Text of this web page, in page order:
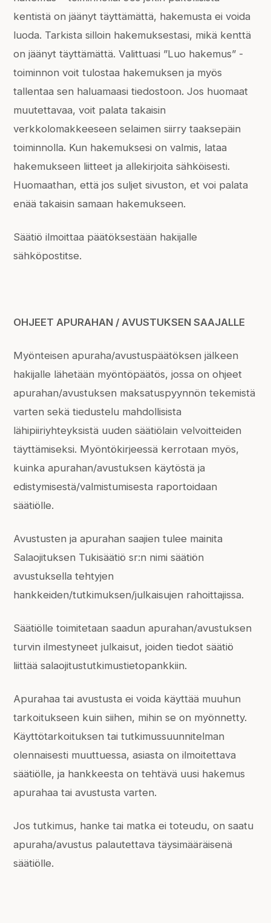
kentistä on jäänyt täyttämättä, hakemusta ei voida
luoda. Tarkista silloin hakemuksestasi, mikä kenttä
on jäänyt täyttämättä. Valittuasi ”Luo hakemus” -
toiminnon voit tulostaa hakemuksen ja myös
tallentaa sen haluamaasi tiedostoon. Jos huomaat
muutettavaa, voit palata takaisin
verkkolomakkeeseen selaimen siirry taaksepäin
toiminnolla. Kun hakemuksesi on valmis, lataa
hakemukseen liitteet ja allekirjoita sähköisesti.
Huomaathan, että jos suljet sivuston, et voi palata
enää takaisin samaan hakemukseen.
Säätiö ilmoittaa päätöksestään hakijalle
sähköpostitse.
OHJEET APURAHAN / AVUSTUKSEN SAAJALLE
Myönteisen apuraha/avustuspäätöksen jälkeen
hakijalle lähetään myöntöpäätös, jossa on ohjeet
apurahan/avustuksen maksatuspyynnön tekemistä
varten sekä tiedustelu mahdollisista
lähipiiriyhteyksistä uuden säätiölain velvoitteiden
täyttämiseksi. Myöntökirjeessä kerrotaan myös,
kuinka apurahan/avustuksen käytöstä ja
edistymisestä/valmistumisesta raportoidaan
säätiölle.
Avustusten ja apurahan saajien tulee mainita
Salaojituksen Tukisäätiö sr:n nimi säätiön
avustuksella tehtyjen
hankkeiden/tutkimuksen/julkaisujen rahoittajissa.
Säätiölle toimitetaan saadun apurahan/avustuksen
turvin ilmestyneet julkaisut, joiden tiedot säätiö
liittää salaojitustutkimustietopankkiin.
Apurahaa tai avustusta ei voida käyttää muuhun
tarkoitukseen kuin siihen, mihin se on myönnetty.
Käyttötarkoituksen tai tutkimussuunnitelman
olennaisesti muuttuessa, asiasta on ilmoitettava
säätiölle, ja hankkeesta on tehtävä uusi hakemus
apurahaa tai avustusta varten.
Jos tutkimus, hanke tai matka ei toteudu, on saatu
apuraha/avustus palautettava täysimääräisenä
säätiölle.